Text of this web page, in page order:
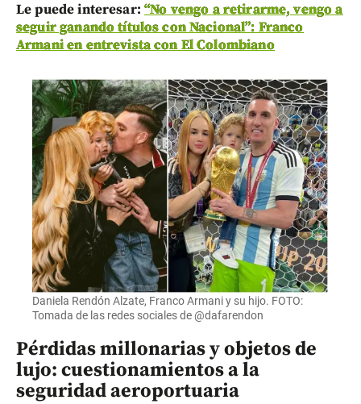
Le puede interesar: “No vengo a retirarme, vengo a
seguir ganando títulos con Nacional”: Franco
Armani en entrevista con El Colombiano
Daniela Rendón Alzate, Franco Armani y su hijo. FOTO:
Tomada de las redes sociales de @dafarendon
Pérdidas millonarias y objetos de
lujo: cuestionamientos a la
seguridad aeroportuaria